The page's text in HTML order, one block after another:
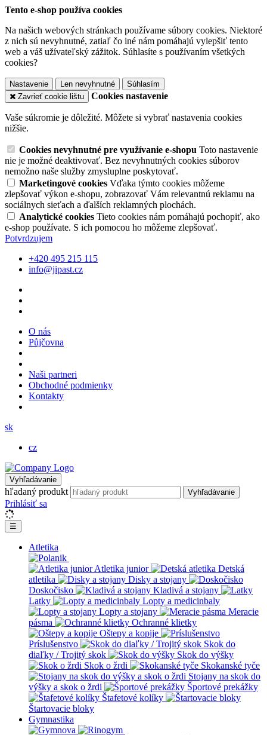
Tento e-shop používa cookies
Na našich webových stránkach používame súbory cookies. Niektoré
z nich sú nevyhnutné, zatiaľ čo iné nám pomáhajú vylepšiť tento
web a váš užívateľský zážitok. Súhlasíte s používaním všetkých
cookies?
Nastavenie Len nevyhnutné
Súhlasím
Zavrieť cookie lištu
Cookies nastavenie
Vaše súkromie je dôležité. Môžete si vybrať nastavenia cookies
nižšie.
Cookies nevyhnutné pre využívanie e-shopu Toto nastavenie
nie je možné deaktivovať. Bez nevyhnutných cookies súborov
nemožno naše služby zmysluplne poskytovať.
Marketingové cookies Vďaka týmto cookies môžeme
zlepšovať výkon e-shopu, zobrazovať Vám relevantnú reklamu na
sociálnych sieťach a ďalších reklamných plochách.
Analytické cookies Tieto cookies nám pomáhajú pochopiť, ako
e-shop používate. S ich pomocou ho môžeme zlepšovať.
Potvrdzujem
+420 495 215 115
info@jipast.cz
O nás
Půjčovna
Naši partneri
Obchodné podmienky
Kontakty
sk
cz
Vyhľadávanie
hľadaný produkt Vyhľadávanie
Prihlásiť sa
☰
Atletika
Atletika junior
Detská
atletika
Disky a stojany
Doskočisko
Kladivá a stojany
Latky
Lopty a medicinbaly
Lopty a stojany
Meracie
pásma
Ochranné klietky
Oštepy a kopije
Príslušenstvo
Skok do
diaľky / Trojitý skok
Skok do výšky
Skok o žrdi
Skokanské tyče
Stojany na skok do
výšky a skok o žrdi
Športové prekážky
Štafetové kolíky
Štartovacie bloky
Gymnastika